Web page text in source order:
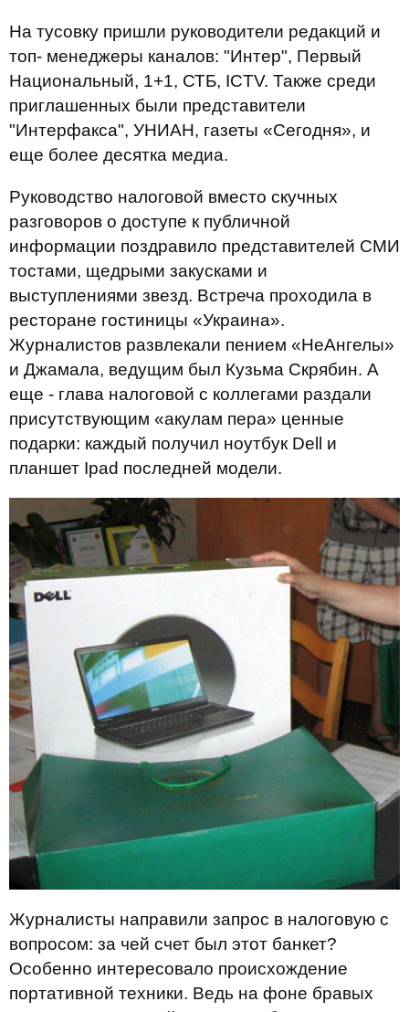
На тусовку пришли руководители редакций и
топ- менеджеры каналов: "Интер", Первый
Национальный, 1+1, СТБ, ICTV. Также среди
приглашенных были представители
"Интерфакса", УНИАН, газеты «Сегодня», и
еще более десятка медиа.
Руководство налоговой вместо скучных
разговоров о доступе к публичной
информации поздравило представителей СМИ
тостами, щедрыми закусками и
выступлениями звезд. Встреча проходила в
ресторане гостиницы «Украина».
Журналистов развлекали пением «НеАнгелы»
и Джамала, ведущим был Кузьма Скрябин. А
еще - глава налоговой с коллегами раздали
присутствующим «акулам пера» ценные
подарки: каждый получил ноутбук Dell и
планшет Ipad последней модели.
Журналисты направили запрос в налоговую с
вопросом: за чей счет был этот банкет?
Особенно интересовало происхождение
портативной техники. Ведь на фоне бравых